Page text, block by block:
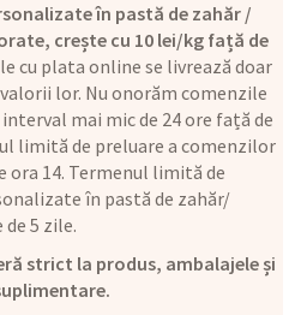
în pastă de zahăr /
crește cu 10 lei/kg față de
cu plata online se livrează doar
lor. Nu onorăm comenzile
mai mic de 24 ore față de
limită de preluare a comenzilor
ora 14. Termenul limită de
în pastă de zahăr/
5 zile.
strict la produs, ambalajele și